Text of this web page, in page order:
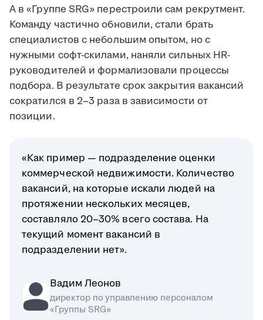
А в «Группе SRG» перестроили сам рекрутмент.
Команду частично обновили, стали брать
специалистов с небольшим опытом, но с
нужными софт-скилами, наняли сильных HR-
руководителей и формализовали процессы
подбора. В результате срок закрытия вакансий
сократился в 2–3 раза в зависимости от
позиции.
«Как пример — подразделение оценки
коммерческой недвижимости. Количество
вакансий, на которые искали людей на
протяжении нескольких месяцев,
составляло 20–30% всего состава. На
текущий момент вакансий в
подразделении нет».
Вадим Леонов
директор по управлению персоналом
«Группы SRG»